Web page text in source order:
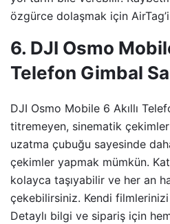
özgürce dolaşmak için
6. DJI Osmo
Telefon Gimbal
DJI Osmo Mobile 6 Akıllı
titremeyen, sinematik
uzatma çubuğu sayesinde
çekimler yapmak mümkün.
kolayca taşıyabilir ve her an
çekebilirsiniz. Kendi
Detaylı bilgi ve sipariş için